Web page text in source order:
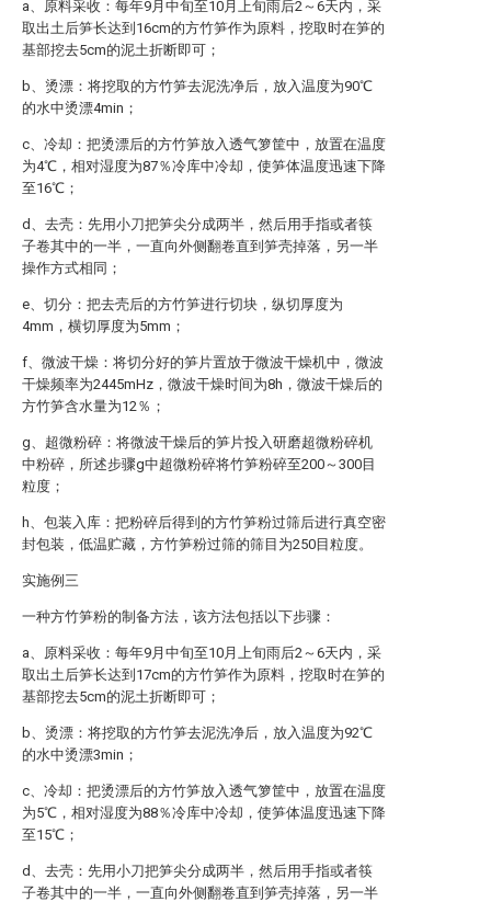
a、原料采收：每年9月中旬至10月上旬雨后2～6天内，采
取出土后笋长达到16cm的方竹笋作为原料，挖取时在笋的
基部挖去5cm的泥土折断即可；
b、烫漂：将挖取的方竹笋去泥洗净后，放入温度为90℃
的水中烫漂4min；
c、冷却：把烫漂后的方竹笋放入透气箩筐中，放置在温度
为4℃，相对湿度为87％冷库中冷却，使笋体温度迅速下降
至16℃；
d、去壳：先用小刀把笋尖分成两半，然后用手指或者筷
子卷其中的一半，一直向外侧翻卷直到笋壳掉落，另一半
操作方式相同；
e、切分：把去壳后的方竹笋进行切块，纵切厚度为
4mm，横切厚度为5mm；
f、微波干燥：将切分好的笋片置放于微波干燥机中，微波
干燥频率为2445mHz，微波干燥时间为8h，微波干燥后的
方竹笋含水量为12％；
g、超微粉碎：将微波干燥后的笋片投入研磨超微粉碎机
中粉碎，所述步骤g中超微粉碎将竹笋粉碎至200～300目
粒度；
h、包装入库：把粉碎后得到的方竹笋粉过筛后进行真空密
封包装，低温贮藏，方竹笋粉过筛的筛目为250目粒度。
实施例三
一种方竹笋粉的制备方法，该方法包括以下步骤：
a、原料采收：每年9月中旬至10月上旬雨后2～6天内，采
取出土后笋长达到17cm的方竹笋作为原料，挖取时在笋的
基部挖去5cm的泥土折断即可；
b、烫漂：将挖取的方竹笋去泥洗净后，放入温度为92℃
的水中烫漂3min；
c、冷却：把烫漂后的方竹笋放入透气箩筐中，放置在温度
为5℃，相对湿度为88％冷库中冷却，使笋体温度迅速下降
至15℃；
d、去壳：先用小刀把笋尖分成两半，然后用手指或者筷
子卷其中的一半，一直向外侧翻卷直到笋壳掉落，另一半